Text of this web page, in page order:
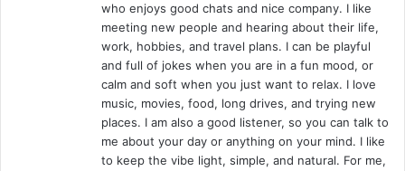
:
who enjoys good chats and nice company. I like
meeting new people and hearing about their life,
work, hobbies, and travel plans. I can be playful
and full of jokes when you are in a fun mood, or
calm and soft when you just want to relax. I love
music, movies, food, long drives, and trying new
places. I am also a good listener, so you can talk to
me about your day or anything on your mind. I like
to keep the vibe light, simple, and natural. For me,